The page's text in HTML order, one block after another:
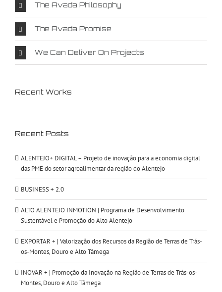
The Avada Philosophy
The Avada Promise
We Can Deliver On Projects
Recent Works
Recent Posts
ALENTEJO+ DIGITAL – Projeto de inovação para a economia digital
das PME do setor agroalimentar da região do Alentejo
BUSINESS + 2.0
ALTO ALENTEJO INMOTION | Programa de Desenvolvimento
Sustentável e Promoção do Alto Alentejo
EXPORTAR + | Valorização dos Recursos da Região de Terras de Trás-
os-Montes, Douro e Alto Tâmega
INOVAR + | Promoção da Inovação na Região de Terras de Trás-os-
Montes, Douro e Alto Tâmega